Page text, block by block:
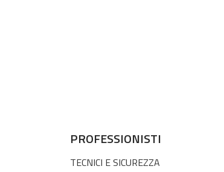
PROFESSIONISTI
TECNICI E SICUREZZA